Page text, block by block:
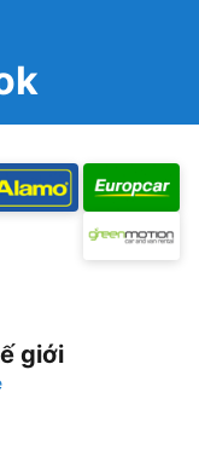
giới